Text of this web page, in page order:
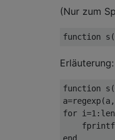
(Nur zum
Erläuterung:
function
for